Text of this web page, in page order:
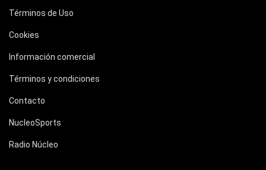
Términos de Uso
Cookies
Información comercial
Términos y condiciones
Contacto
NucleoSports
Radio Núcleo